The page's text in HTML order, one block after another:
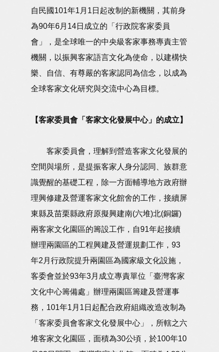
自民國101年1月1日起改制的新機關，其前身
為90年6月14日成立的「行政院客家委員
會」，是全球唯一的中央級客家事務專責主管
機關，以振興客家語言文化為使命，以建構快
樂、自信、有尊嚴的客家認同為信念，以成為
全球客家文化研究與交流中心為目標。
【客家委員會「客家文化發展中心」的成立】
客家委員會，理解到營造客家文化發展的
空間與場所，是提振客家人身分認同、族群意
識覺醒的基礎工程，除一方面輔導地方政府辦
理興修建及營運客家文化館舍的工作，接續屏
東縣及苗栗縣政府原擬興建南(六堆)北(銅鑼)
兩客家文化園區的籌設工作，自91年起接續
辦理兩園區的工程興建及營運規劃工作，93
年2月行政院提升兩園區為國家級文化設施，
客委會並於93年3月成立專責單位「臺灣客家
文化中心籌備處」辦理兩園區籌建及營運事
務，101年1月1日起配合政府組織改造改制為
「客家委員會客家文化發展中心」，所轄之六
堆客家文化園區，面積為30公頃，於100年10